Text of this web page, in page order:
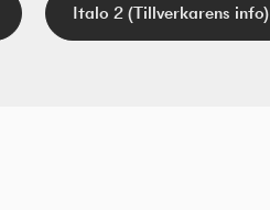
Italo 2 (Tillverkarens info)